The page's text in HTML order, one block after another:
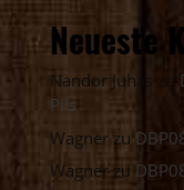
Neueste
Nandor Juhas zu
Pils
Wagnerzu
Wagnerzu